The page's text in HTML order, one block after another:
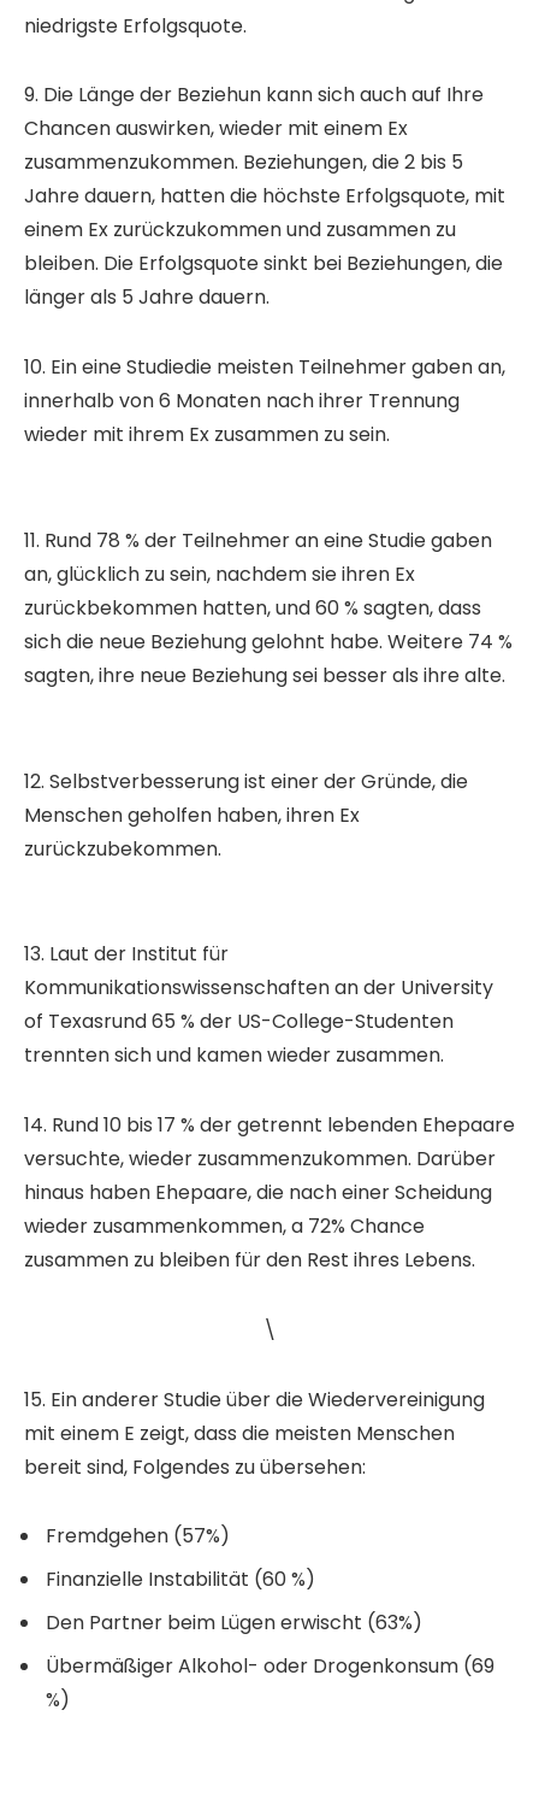
niedrigste Erfolgsquote.
9. Die Länge der Beziehun kann sich auch auf Ihre
Chancen auswirken, wieder mit einem Ex
zusammenzukommen. Beziehungen, die 2 bis 5
Jahre dauern, hatten die höchste Erfolgsquote, mit
einem Ex zurückzukommen und zusammen zu
bleiben. Die Erfolgsquote sinkt bei Beziehungen, die
länger als 5 Jahre dauern.
10. Ein eine Studiedie meisten Teilnehmer gaben an,
innerhalb von 6 Monaten nach ihrer Trennung
wieder mit ihrem Ex zusammen zu sein.
11. Rund 78 % der Teilnehmer an eine Studie gaben
an, glücklich zu sein, nachdem sie ihren Ex
zurückbekommen hatten, und 60 % sagten, dass
sich die neue Beziehung gelohnt habe. Weitere 74 %
sagten, ihre neue Beziehung sei besser als ihre alte.
12. Selbstverbesserung ist einer der Gründe, die
Menschen geholfen haben, ihren Ex
zurückzubekommen.
13. Laut der Institut für
Kommunikationswissenschaften an der University
of Texasrund 65 % der US-College-Studenten
trennten sich und kamen wieder zusammen.
14. Rund 10 bis 17 % der getrennt lebenden Ehepaare
versuchte, wieder zusammenzukommen. Darüber
hinaus haben Ehepaare, die nach einer Scheidung
wieder zusammenkommen, a 72% Chance
zusammen zu bleiben für den Rest ihres Lebens.
\
15. Ein anderer Studie über die Wiedervereinigung
mit einem E zeigt, dass die meisten Menschen
bereit sind, Folgendes zu übersehen:
Fremdgehen (57%)
Finanzielle Instabilität (60 %)
Den Partner beim Lügen erwischt (63%)
Übermäßiger Alkohol- oder Drogenkonsum (69
%)